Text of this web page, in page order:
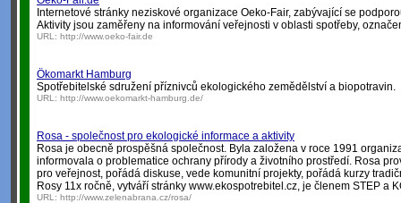
Internetové stránky neziskové organizace Oeko-Fair, zabývající se
Aktivity jsou zaměřeny na informování veřejnosti v oblasti spotřeby,
URL: http://www.oeko-fair.de
Ökomarkt Hamburg
Spotřebitelské sdružení příznivců ekologického zemědělství a biopotravin.
URL: http://www.oekomarkt-hamburg.de/
Rosa - společnost pro ekologické informace a aktivity
Rosa je obecně prospěšná společnost. Byla založena v roce 1991
informovala o problematice ochrany přírody a životního prostředí. Rosa
pro veřejnost, pořádá diskuse, vede komunitní projekty, pořádá kurzy
Rosy 11x ročně, vytváří stránky www.ekospotrebitel.cz, je členem STEP a
URL: http://www.zelenabrana.cz/rosa/